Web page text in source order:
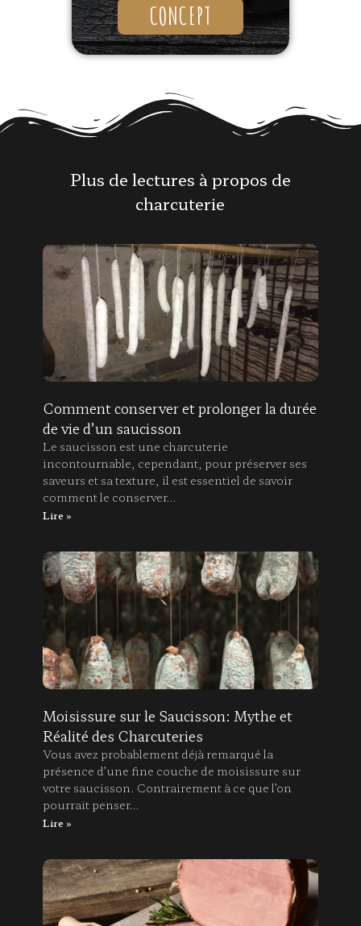
CONCEPT
Plus de lectures à propos de
charcuterie
Comment conserver et prolonger la durée
de vie d’un saucisson
Le saucisson est une charcuterie
incontournable, cependant, pour préserver ses
saveurs et sa texture, il est essentiel de savoir
comment le conserver…
Lire »
Moisissure sur le Saucisson: Mythe et
Réalité des Charcuteries
Vous avez probablement déjà remarqué la
présence d’une fine couche de moisissure sur
votre saucisson. Contrairement à ce que l’on
pourrait penser…
Lire »